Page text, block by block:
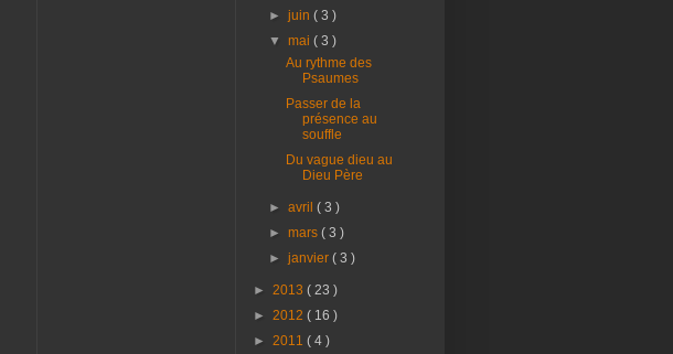
►juin( 3 )
▼mai( 3 )
Au rythme des
Psaumes
Passer de la
présence au
souffle
Du vague dieu au
Dieu Père
►avril( 3 )
►mars( 3 )
►janvier( 3 )
► 2013 ( 23 )
► 2012 ( 16 )
► 2011 ( 4 )